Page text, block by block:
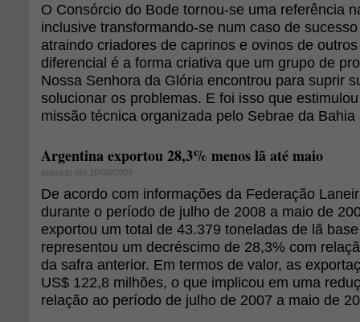
O Consórcio do Bode tornou-se uma referência
inclusive transformando-se num caso de
atraindo criadores de caprinos e ovinos de
diferencial é a forma criativa que um grupo de
Nossa Senhora da Glória encontrou para suprir
solucionar os problemas. E foi isso que
missão técnica organizada pelo Sebrae da Bahia
Argentina exportou 28,3% menos lã até maio
postado em 10/06/2009
De acordo com informações da Federação
durante o período de julho de 2008 a maio de
exportou um total de 43.379 toneladas de lã
representou um decréscimo de 28,3% com
da safra anterior. Em termos de valor, as
US$ 122,8 milhões, o que implicou em uma
relação ao período de julho de 2007 a maio de